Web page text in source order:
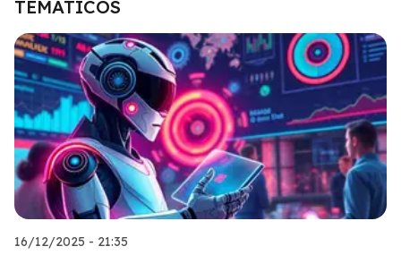
TEMÁTICOS
16/12/2025 - 21:35